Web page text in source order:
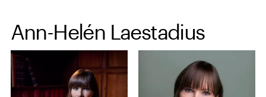
Ann-Helén Laestadius